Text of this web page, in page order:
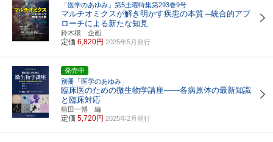
「医学のあゆみ」第5土曜特集第293巻9号
マルチオミクスが解き明かす疾患の本質 ─統合的アプ
ローチによる新たな知見
鈴木穣 企画
定価 6,820円 2025年5月発行
発売中
別冊「医学のあゆみ」
臨床医のための微生物学講座――各病原体の最新知識
と臨床対応
舘田一博 編
定価 5,720円 2025年2月発行